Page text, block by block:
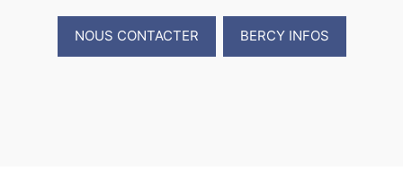
NOUS CONTACTER BERCY INFOS